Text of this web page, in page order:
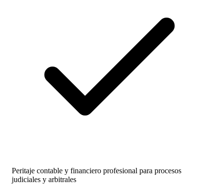
Peritaje contable y financiero profesional para procesos
judiciales y arbitrales